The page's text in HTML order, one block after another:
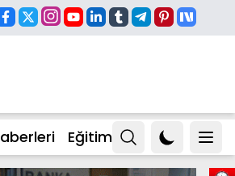
Eğitim